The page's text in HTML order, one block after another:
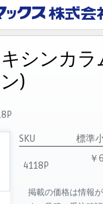
シンカラ
)
SKU
標準
4118P
￥
掲載の価格は情報